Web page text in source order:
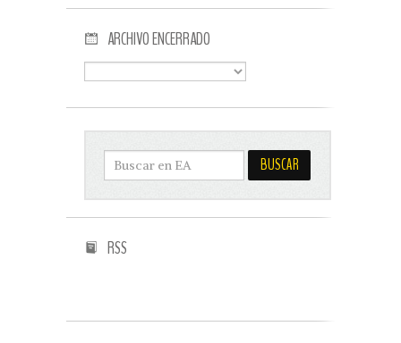
ARCHIVO ENCERRADO
RSS